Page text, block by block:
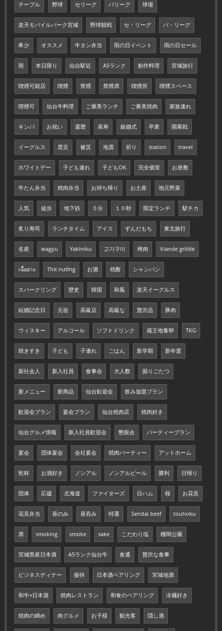
テーブル 野球 セリーグ パリーグ 球場
楽天モバイルパーク宮城 野球観戦 セ・リーグ パ・リーグ
希少 オススメ 牛タン弁当 雨の日イベント 雨の日セール
雨 本日限り 仙台駅近 A5ランク 創作料理 宮城旅行
喫煙可能店 喫煙 禁煙 禁煙席 喫煙所 喫煙スペース
喫煙可 仙台牛料理 ご褒美ランチ ご褒美焼肉 家族連れ
キンパ お祝い 還暦 喜寿 銀婚式 卒業 開幕戦
イーグルス 震災 被災 地震 祈り station travel
ホワイトデー 子ども連れ 子どもOK 完全個室 お座敷
牛たん弁当 焼肉弁当 お持ち帰り お土産 地元野菜
人気 徒歩 地下鉄 ５分 １０秒 限定ランチ 駅チカ
炙り寿司 ランチタイム アイス ずんだもち 東北旅行
名産 wagyu Yakiniku 고기구이 烤肉 Viande grillée
เนื้อย่าง Thịt nướng お酒 焼酎 シャンパン
スパークリング 歴史 韓国 和風 楽天イーグルス
結婚記念日 元祖 高級店 高級な 贅沢品 豚肉
ウィスキー アルコール ソフトドリンク 蔵王地養卵 TKG
焼きすき 子ども 子連れ ごはん 新学期 新年度
新社会人 新入社員 食事会 大人数 掘りごたつ
新メニュー 新商品 仙台歓迎会 飲み放題プラン
歓迎会プラン 宴会プラン 仙台焼肉店 焼肉好き
仙台グルメ情報 新入社員歓迎会 懇親会 パーティープラン
宴会 団体宴会 会社宴会 焼肉パーティー アットホーム
乾杯 お酒好き ノンアル ノンアルビール 勝利 日帰り
団体 応援 北海道 ファイターズ 日ハム 桜 お花見
花見弁当 昼のみ 昼呑み 特選 Sendai beef touhoku
席 smoking smoke sake こだわり塩 榴岡公園
宮城県産日本酒 A5ランク仙台牛 食通 贅沢な食事
ビジネスディナー 接待 日本酒ペアリング 宮城地酒
和牛×日本酒 焼肉レストラン 和食のペアリング 冷麺好き
焼肉の締め 肉グルメ お子様 観光客 隠し酒